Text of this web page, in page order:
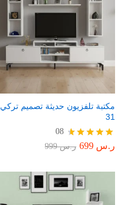
مكتبة تلفزيون حديثة تصميم تركي
31
تم التقييم
08
ر.س ر.س999